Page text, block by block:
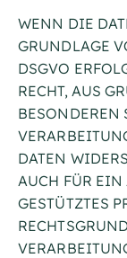
WENN DIE
GRUNDLAGE
DSGVO
RECHT, AUS
BESONDEREN
DATEN
AUCH FÜR
GESTÜTZTES